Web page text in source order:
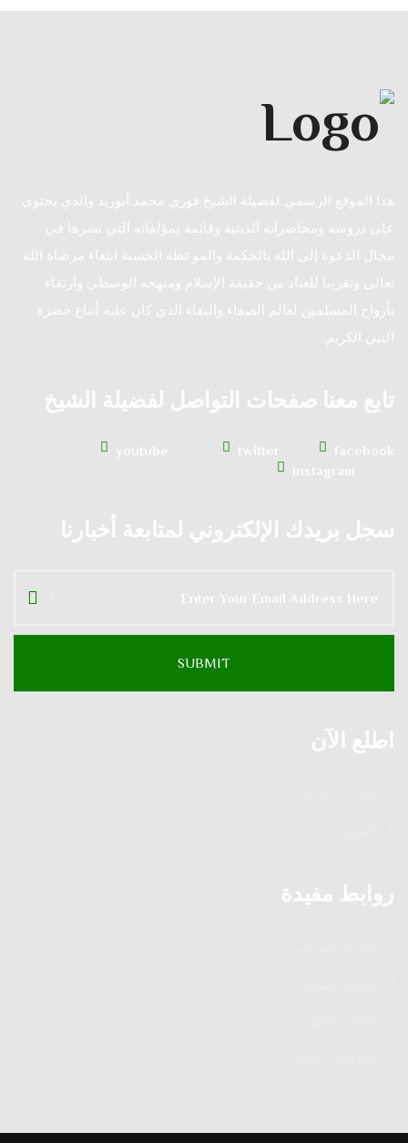
هذا الموقع الرسمي لفضيلة الشيخ فوزي محمد أبوزيد والذي يحتوى
على دروسه ومحاضراته الدينية وقائمة بمؤلفاته التي نشرها في
مجال الدعوة إلى الله بالحكمة والموعظة الحسنة ابتغاء مرضاة الله
تعالى وتقريبا للعباد من حقيقة الإسلام ومنهجه الوسطي وارتقاء
بأرواح المسلمين لعالم الصفاء والنقاء الذي كان عليه أتباع حضرة
النبي الكريم.
تابع معنا صفحات التواصل لفضيلة الشيخ
facebook
twitter
youtube
instagram
سجل بريدك الإلكتروني لمتابعة أخبارنا
اطلع الآن
روابط مفيدة